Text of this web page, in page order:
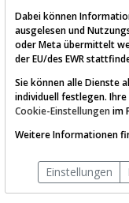
AKTIEN-
Die
TraderFox
Dabei können
ausgelesen und
oder Meta übermittelt
der EU/des EWR
Sie können alle Dienste
individuell festlegen.
Cookie-Einstellungen im
Weitere Informationen
Einstellungen